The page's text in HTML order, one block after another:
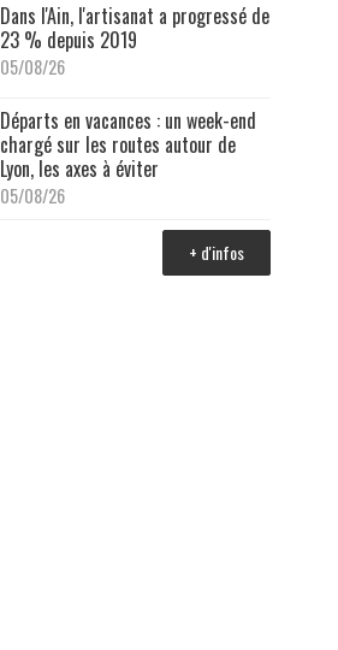
Dans l'Ain, l'artisanat a progressé de
23 % depuis 2019
05/08/26
Départs en vacances : un week-end
chargé sur les routes autour de
Lyon, les axes à éviter
05/08/26
+ d'infos